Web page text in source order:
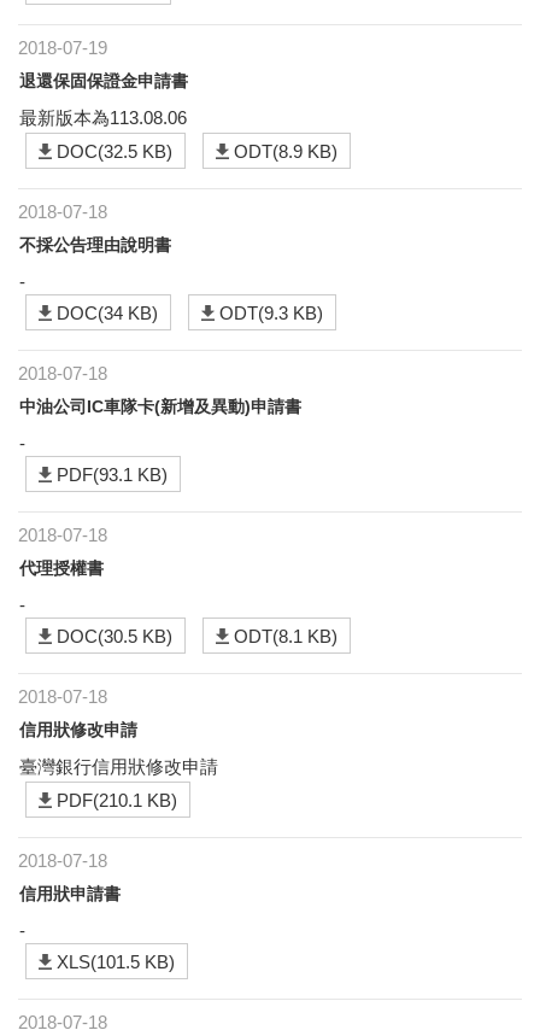
2018-07-19
退還保固保證金申請書
最新版本為113.08.06
DOC(32.5 KB)
ODT(8.9 KB)
2018-07-18
不採公告理由說明書
-
DOC(34 KB)
ODT(9.3 KB)
2018-07-18
中油公司IC車隊卡(新增及異動)申請書
-
PDF(93.1 KB)
2018-07-18
代理授權書
-
DOC(30.5 KB)
ODT(8.1 KB)
2018-07-18
信用狀修改申請
臺灣銀行信用狀修改申請
PDF(210.1 KB)
2018-07-18
信用狀申請書
-
XLS(101.5 KB)
2018-07-18